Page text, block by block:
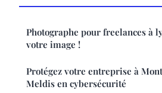
Photographe pour freelances à
votre image !
Protégez votre entreprise à
Meldis en cybersécurité